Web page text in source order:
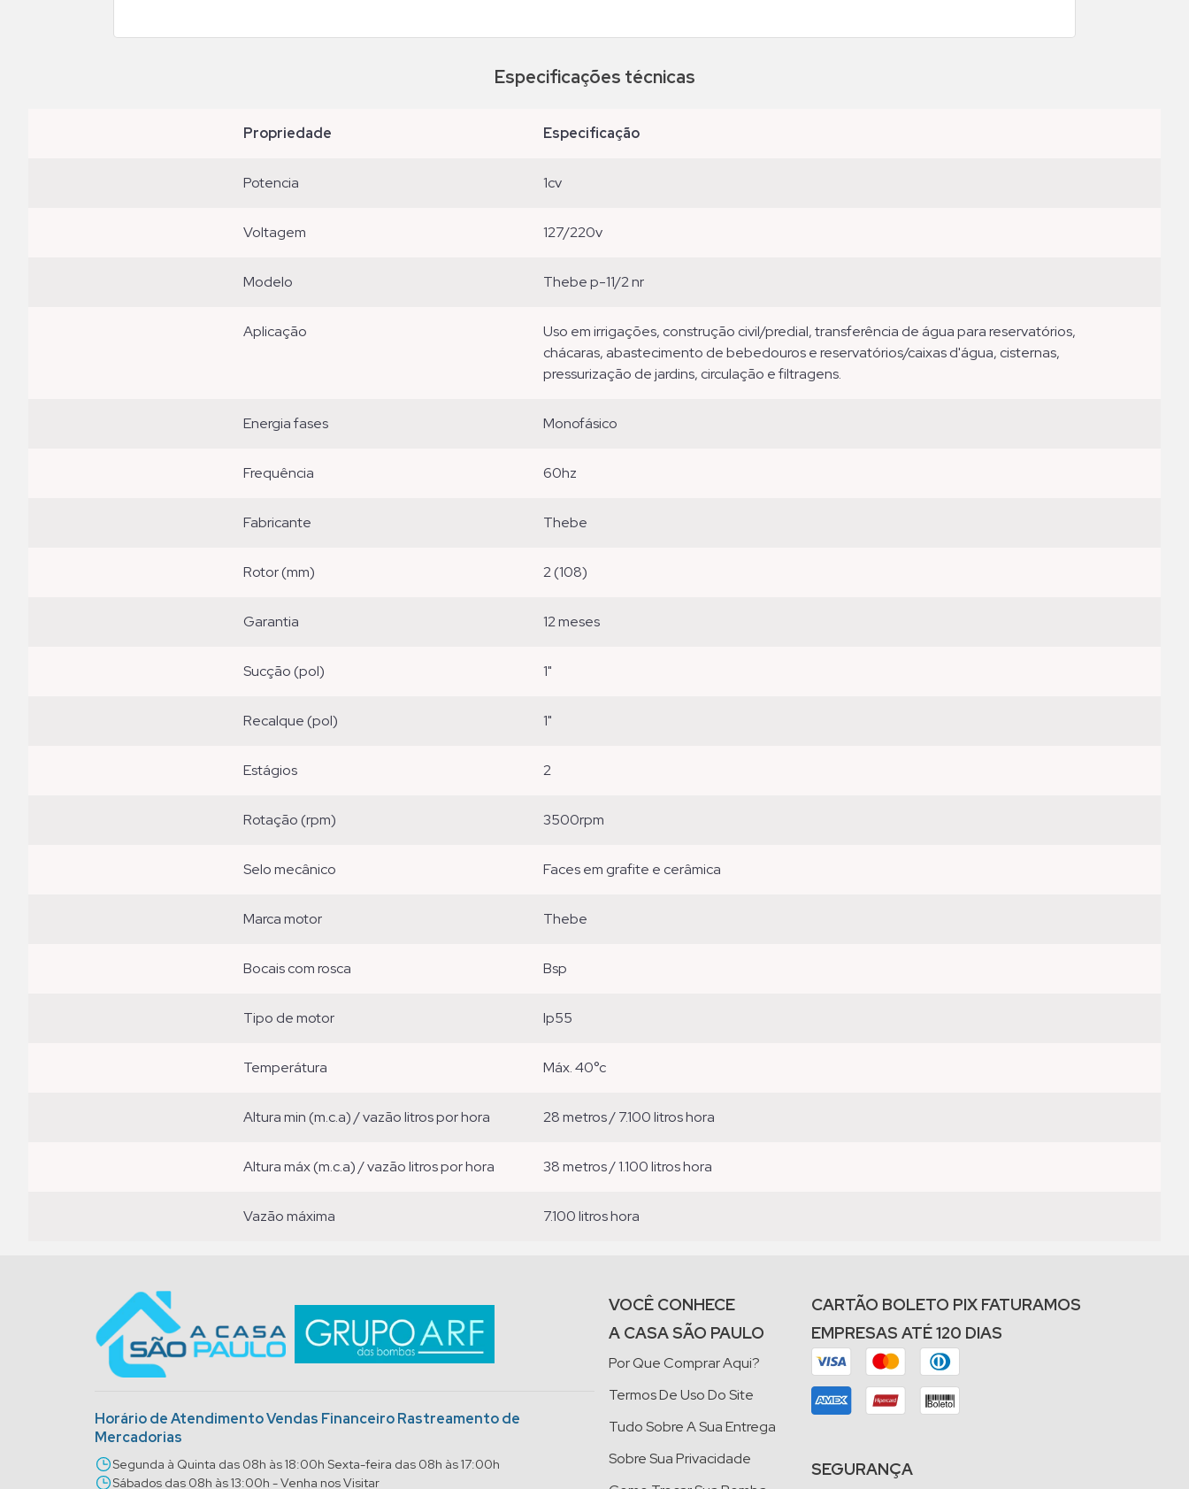
Especificações técnicas
propriedade especificação
potencia 1cv
voltagem 127/220v
modelo thebe p-11/2 nr
aplicação
uso em irrigações, construção civil/predial, transferência de água para reservatórios,
chácaras, abastecimento de bebedouros e reservatórios/caixas d'água, cisternas,
pressurização de jardins, circulação e filtragens.
energia fases monofásico
frequência 60hz
fabricante thebe
rotor (mm) 2 (108)
garantia 12 meses
sucção (pol) 1"
recalque (pol) 1"
estágios 2
rotação (rpm) 3500rpm
selo mecânico faces em grafite e cerâmica
marca motor thebe
bocais com rosca bsp
tipo de motor ip55
temperátura máx. 40°c
altura min (m.c.a) / vazão litros por hora 28 metros / 7.100 litros hora
altura máx (m.c.a) / vazão litros por hora 38 metros / 1.100 litros hora
vazão máxima 7.100 litros hora
Horário de Atendimento Vendas Financeiro Rastreamento de
Mercadorias
Segunda à Quinta das 08h às 18:00h Sexta-feira das 08h às 17:00h
Sábados das 08h às 13:00h - Venha nos Visitar
VOCÊ CONHECE
A CASA SÃO PAULO
Por Que Comprar Aqui?
Termos De Uso Do Site
Tudo Sobre A Sua Entrega
Sobre Sua Privacidade
CARTÃO BOLETO PIX FATURAMOS
EMPRESAS ATÉ 120 DIAS
SEGURANÇA